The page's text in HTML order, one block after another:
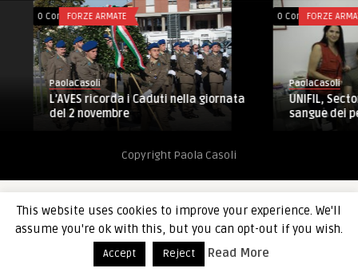
0 CommentsFORZE ARMATE
PaolaCasoli
L’AVES ricorda i Caduti nella giornata
del 2 novembre
0 CommentsFORZE ARMATE
PaolaCasoli
UNIFIL, Sector
sangue dei
Copyright Paola Casoli
This website uses cookies to improve your experience. We'll
assume you're ok with this, but you can opt-out if you wish.
Accept Reject Read More